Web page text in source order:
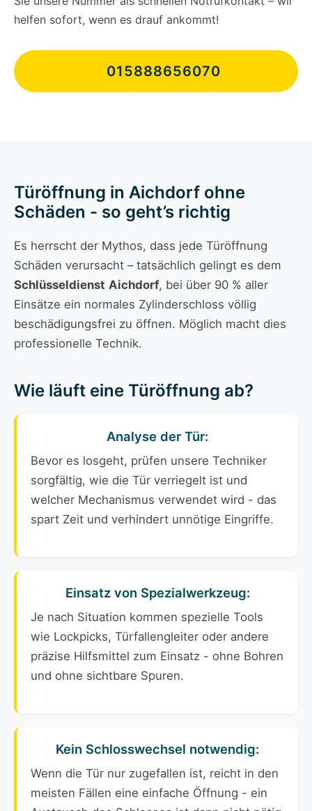
helfen sofort, wenn es drauf ankommt!
015888656070
Türöffnung in Aichdorf ohne
Schäden - so geht’s richtig
Es herrscht der Mythos, dass jede Türöffnung
Schäden verursacht – tatsächlich gelingt es dem
Schlüsseldienst Aichdorf, bei über 90 % aller
Einsätze ein normales Zylinderschloss völlig
beschädigungsfrei zu öffnen. Möglich macht dies
professionelle Technik.
Wie läuft eine Türöffnung ab?
Analyse der Tür:
Bevor es losgeht, prüfen unsere Techniker
sorgfältig, wie die Tür verriegelt ist und
welcher Mechanismus verwendet wird - das
spart Zeit und verhindert unnötige Eingriffe.
Einsatz von Spezialwerkzeug:
Je nach Situation kommen spezielle Tools
wie Lockpicks, Türfallengleiter oder andere
präzise Hilfsmittel zum Einsatz - ohne Bohren
und ohne sichtbare Spuren.
Kein Schlosswechsel notwendig:
Wenn die Tür nur zugefallen ist, reicht in den
meisten Fällen eine einfache Öffnung - ein